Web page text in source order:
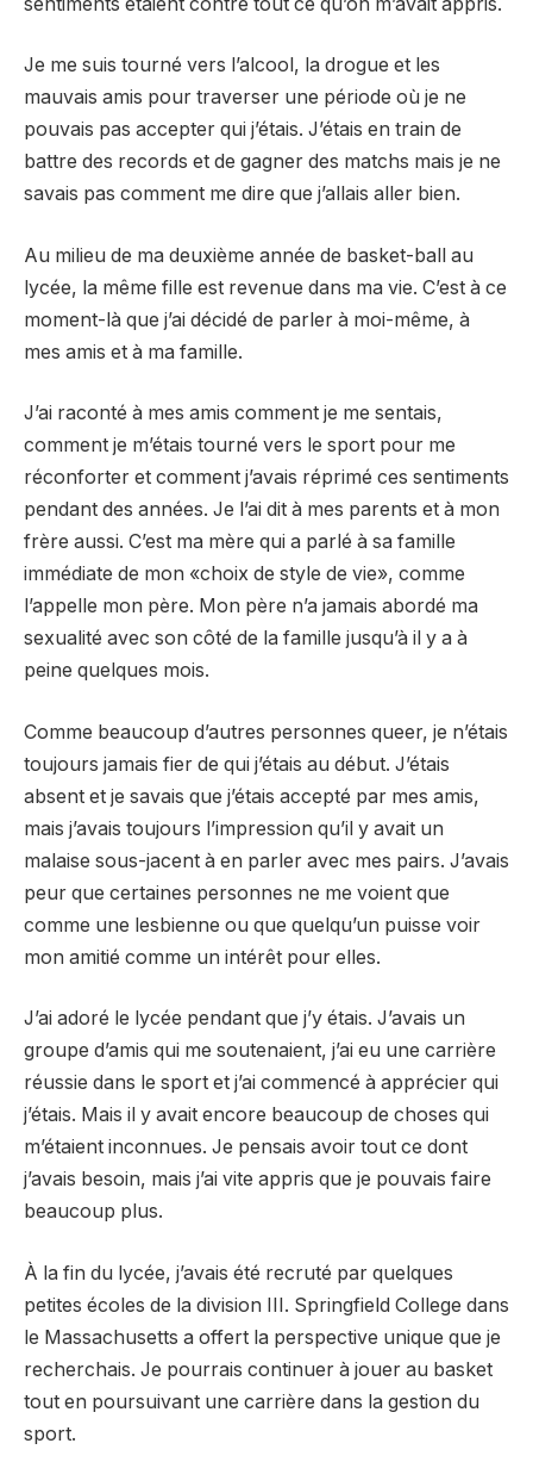
Je me suis tourné vers l’alcool, la drogue et les
mauvais amis pour traverser une période où je ne
pouvais pas accepter qui j’étais. J’étais en train de
battre des records et de gagner des matchs mais je ne
savais pas comment me dire que j’allais aller bien.
Au milieu de ma deuxième année de basket-ball au
lycée, la même fille est revenue dans ma vie. C’est à ce
moment-là que j’ai décidé de parler à moi-même, à
mes amis et à ma famille.
J’ai raconté à mes amis comment je me sentais,
comment je m’étais tourné vers le sport pour me
réconforter et comment j’avais réprimé ces sentiments
pendant des années. Je l’ai dit à mes parents et à mon
frère aussi. C’est ma mère qui a parlé à sa famille
immédiate de mon «choix de style de vie», comme
l’appelle mon père. Mon père n’a jamais abordé ma
sexualité avec son côté de la famille jusqu’à il y a à
peine quelques mois.
Comme beaucoup d’autres personnes queer, je n’étais
toujours jamais fier de qui j’étais au début. J’étais
absent et je savais que j’étais accepté par mes amis,
mais j’avais toujours l’impression qu’il y avait un
malaise sous-jacent à en parler avec mes pairs. J’avais
peur que certaines personnes ne me voient que
comme une lesbienne ou que quelqu’un puisse voir
mon amitié comme un intérêt pour elles.
J’ai adoré le lycée pendant que j’y étais. J’avais un
groupe d’amis qui me soutenaient, j’ai eu une carrière
réussie dans le sport et j’ai commencé à apprécier qui
j’étais. Mais il y avait encore beaucoup de choses qui
m’étaient inconnues. Je pensais avoir tout ce dont
j’avais besoin, mais j’ai vite appris que je pouvais faire
beaucoup plus.
À la fin du lycée, j’avais été recruté par quelques
petites écoles de la division III. Springfield College dans
le Massachusetts a offert la perspective unique que je
recherchais. Je pourrais continuer à jouer au basket
tout en poursuivant une carrière dans la gestion du
sport.